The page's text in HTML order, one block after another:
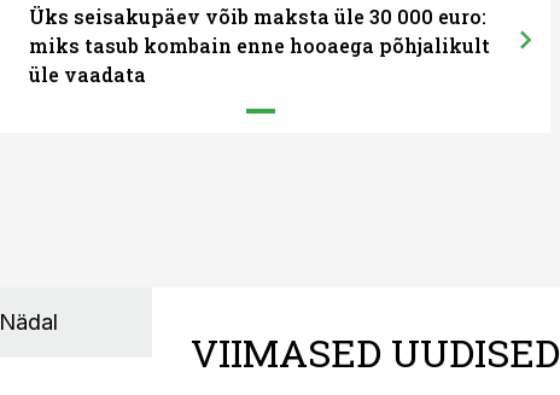
Üks seisakupäev võib maksta üle 30 000 euro:
miks tasub kombain enne hooaega põhjalikult
üle vaadata
Nädal
VIIMASED UUDISED